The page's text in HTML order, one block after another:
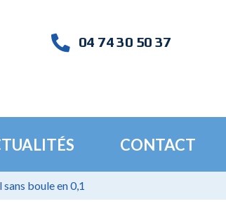
04 74 30 50 37
CONTACT
boule en 0,1